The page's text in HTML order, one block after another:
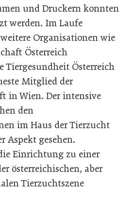
und Druckern konnten
werden. Im Laufe
Organisationen wie
Österreich
Tiergesundheit Österreich
Mitglied der
in Wien. Der intensive
den
im Haus der Tierzucht
Aspekt gesehen.
Einrichtung zu einer
österreichischen, aber
Tierzuchtszene